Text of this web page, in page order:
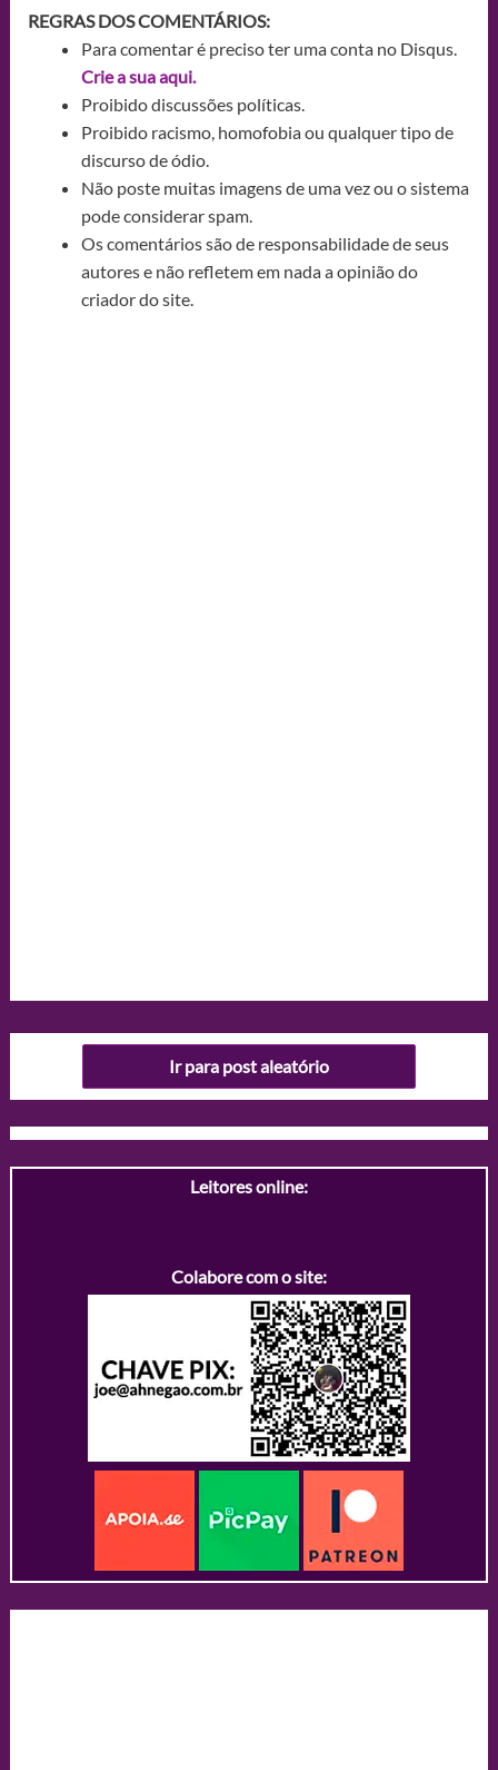
REGRAS DOS COMENTÁRIOS:
Para comentar é preciso ter uma conta no Disqus.
Crie a sua aqui.
Proibido discussões políticas.
Proibido racismo, homofobia ou qualquer tipo de
discurso de ódio.
Não poste muitas imagens de uma vez ou o sistema
pode considerar spam.
Os comentários são de responsabilidade de seus
autores e não refletem em nada a opinião do
criador do site.
Ir para post aleatório
Leitores online:
Colabore com o site: